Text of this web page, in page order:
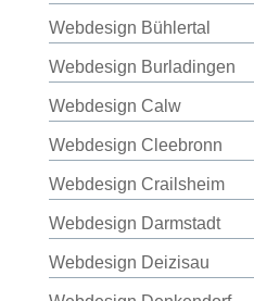
Webdesign Bühlertal
Webdesign Burladingen
Webdesign Calw
Webdesign Cleebronn
Webdesign Crailsheim
Webdesign Darmstadt
Webdesign Deizisau